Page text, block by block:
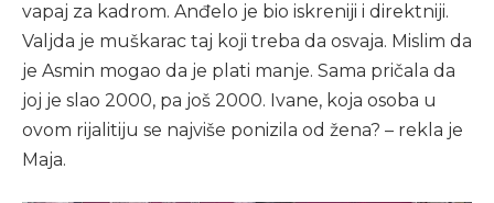
vapaj za kadrom. Anđelo je bio iskreniji i direktniji.
Valjda je muškarac taj koji treba da osvaja. Mislim da
je Asmin mogao da je plati manje. Sama pričala da
joj je slao 2000, pa još 2000. Ivane, koja osoba u
ovom rijalitiju se najviše ponizila od žena? – rekla je
Maja.